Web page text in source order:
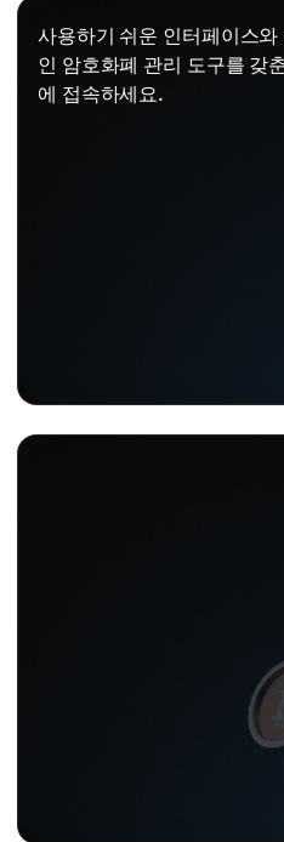
사용하기 쉬운 인터페이스
인 암호화폐 관리 도구를 갖
에 접속하세요.